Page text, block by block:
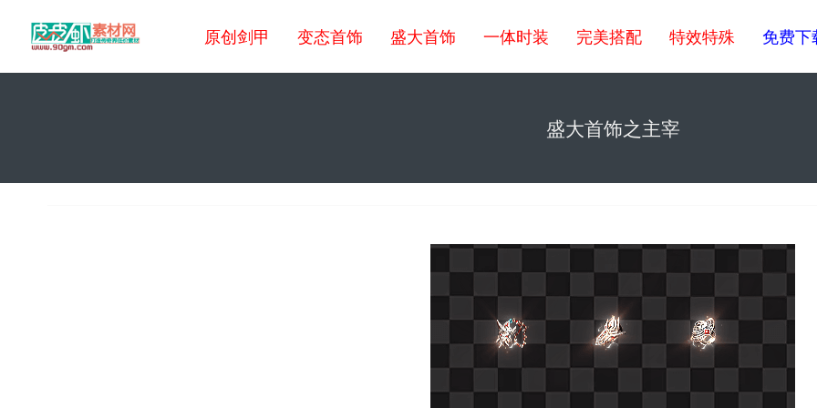
原创剑甲 变态首饰 盛大首饰 一体时装 完美搭配 特效特殊 免费下
盛大首饰之主宰